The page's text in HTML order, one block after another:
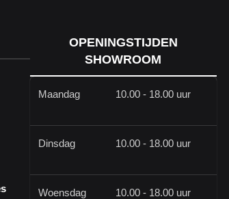
OPENINGSTIJDEN
SHOWROOM
Maandag 10.00 - 18.00 uur
Dinsdag 10.00 - 18.00 uur
Woensdag 10.00 - 18.00 uur